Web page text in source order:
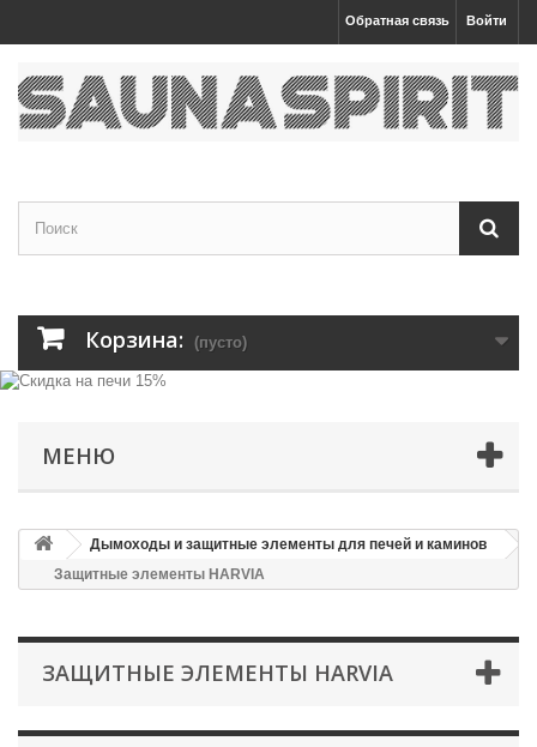
Войти
Обратная связь
Корзина: (пусто)
МЕНЮ
Дымоходы и защитные элементы для печей и каминов
Защитные элементы HARVIA
ЗАЩИТНЫЕ ЭЛЕМЕНТЫ HARVIA